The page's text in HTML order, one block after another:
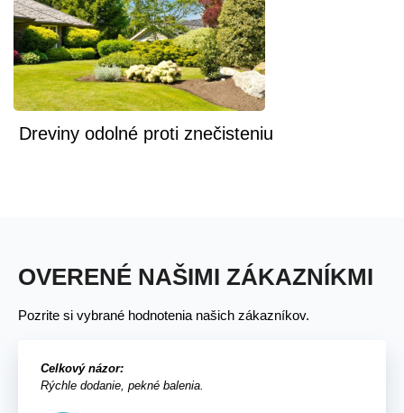
Dreviny odolné proti znečisteniu
OVERENÉ NAŠIMI ZÁKAZNÍKMI
Pozrite si vybrané hodnotenia našich zákazníkov.
Celkový názor:
Rýchle dodanie, pekné balenia.